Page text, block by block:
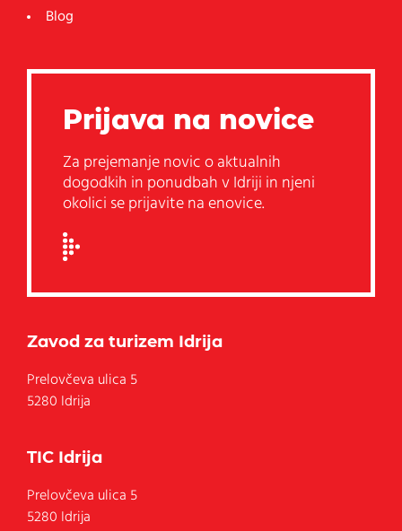
Blog
Prijava na novice
Za prejemanje novic o aktualnih
dogodkih in ponudbah v Idriji in njeni
okolici se prijavite na enovice.
Zavod za turizem Idrija
Prelovčeva ulica 5
5280 Idrija
TIC Idrija
Prelovčeva ulica 5
5280 Idrija